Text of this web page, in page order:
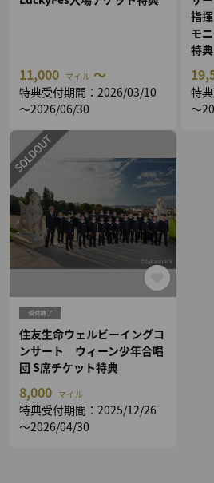
11,000 マイル ～
特典受付期間：2026/03/10
～2026/06/30
指
モ
特典
特
～
住友生命ウェルビーイングコ
ンサート ウィーン少年合唱
団 S席チケット特典
8,000 マイル
特典受付期間：2025/12/26
～2026/04/30